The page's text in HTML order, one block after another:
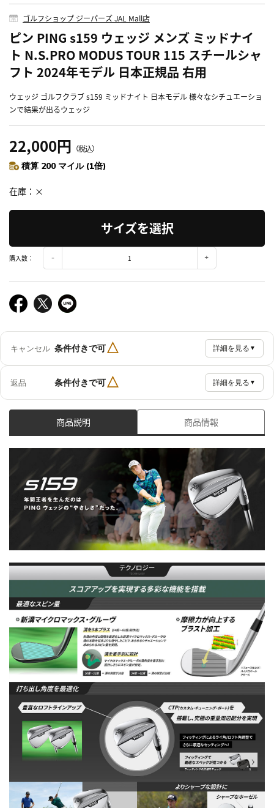
ゴルフショップ ジーパーズ JAL Mall店
ピン PING s159 ウェッジ メンズ ミッドナイ
ト N.S.PRO MODUS TOUR 115 スチールシャ
フト 2024年モデル 日本正規品 右用
ウェッジ ゴルフクラブ s159 ミッドナイト 日本モデル 様々なシチュエーショ
ンで結果が出るウェッジ
22,000円 （税込）
積算 200 マイル (1倍)
在庫 ×
サイズを選択
購入数：
キャンセル 条件付きで可△ 詳細を見る ▼
返品 条件付きで可△ 詳細を見る ▼
商品説明 商品情報